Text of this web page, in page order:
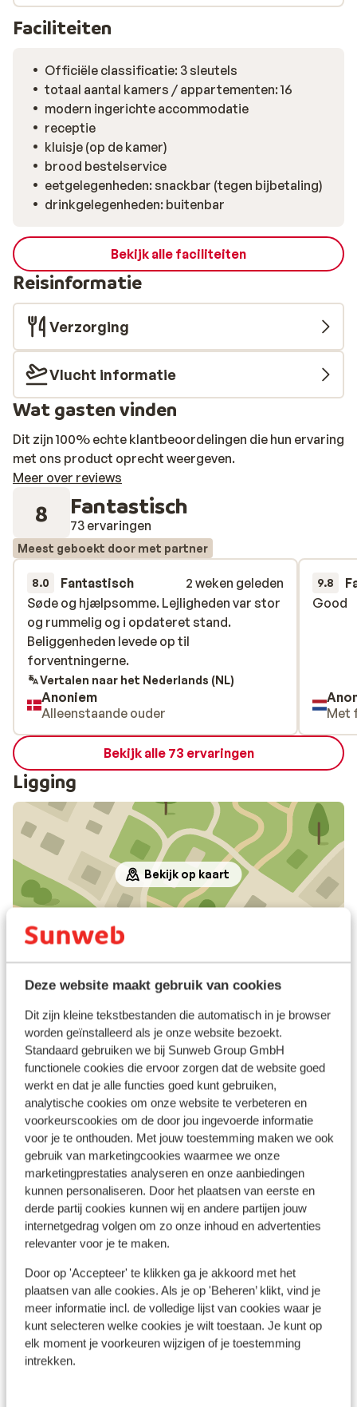
Deze website maakt gebruik van cookies
Dit zijn kleine tekstbestanden die automatisch in je browser
worden geïnstalleerd als je onze website bezoekt.
Standaard gebruiken we bij Sunweb Group GmbH
functionele cookies die ervoor zorgen dat de website goed
werkt en dat je alle functies goed kunt gebruiken,
analytische cookies om onze website te verbeteren en
voorkeurscookies om de door jou ingevoerde informatie
voor je te onthouden. Met jouw toestemming maken we ook
gebruik van marketingcookies waarmee we onze
marketingprestaties analyseren en onze aanbiedingen
kunnen personaliseren. Door het plaatsen van eerste en
derde partij cookies kunnen wij en andere partijen jouw
internetgedrag volgen om zo onze inhoud en advertenties
relevanter voor je te maken.
Door op 'Accepteer' te klikken ga je akkoord met het
plaatsen van alle cookies. Als je op 'Beheren’ klikt, vind je
meer informatie incl. de volledige lijst van cookies waar je
kunt selecteren welke cookies je wilt toestaan. Je kunt op
elk moment je voorkeuren wijzigen of je toestemming
intrekken.
Faciliteiten
Officiële classificatie: 3 sleutels
totaal aantal kamers / appartementen: 16
modern ingerichte accommodatie
receptie
kluisje (op de kamer)
brood bestelservice
eetgelegenheden: snackbar (tegen bijbetaling)
drinkgelegenheden: buitenbar
Bekijk alle faciliteiten
Reisinformatie
Verzorging
Vlucht informatie
Wat gasten vinden
Dit zijn 100% echte klantbeoordelingen die hun ervaring
met ons product oprecht weergeven.
Meer over reviews
8 Fantastisch
73 ervaringen
Meest geboekt door met partner
8.0 Fantastisch
2 weken geleden
Søde og hjælpsomme. Lejligheden var stor
og rummelig og i opdateret stand.
Beliggenheden levede op til
forventningerne.
Søde og hjælpsomme. Lejligheden var stor
og rummelig og i opdateret stand.
Beliggenheden levede op til
forventningerne.
Vertalen naar het Nederlands (NL)
Anoniem
Alleenstaande ouder
9.8
Good
Good
Met
Bekijk alle 73 ervaringen
Ligging
Bekijk op kaart
In de buurt
Door boulevard gescheiden van het strand
Aan het strand
In het centrum
Luchthaven: 21 km
(Mini)supermarkt: 50 m
Restaurant: 20 m
Ook interessant voor jou